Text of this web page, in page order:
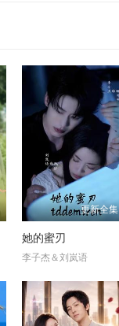
更新全集
她的蜜刃
李子杰＆刘岚语